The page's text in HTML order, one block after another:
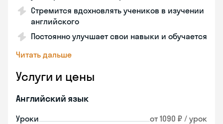
Стремится вдохновлять учеников в изучении
английского
Постоянно улучшает свои навыки и обучается
Читать дальше
Услуги и цены
Английский язык
Уроки от 1090 ₽ / урок